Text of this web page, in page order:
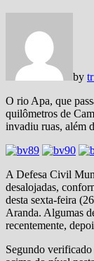
by
O rio Apa, que
quilômetros de
invadiu ruas, além
A Defesa Civil
desalojadas,
desta sexta-feira
Aranda. Algumas
recentemente,
Segundo